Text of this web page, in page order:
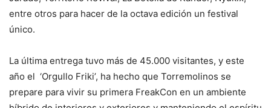
entre otros para hacer de la octava edición un festival
único.
La última entrega tuvo más de 45.000 visitantes, y este
año el ‘Orgullo Friki’, ha hecho que Torremolinos se
prepare para vivir su primera FreakCon en un ambiente